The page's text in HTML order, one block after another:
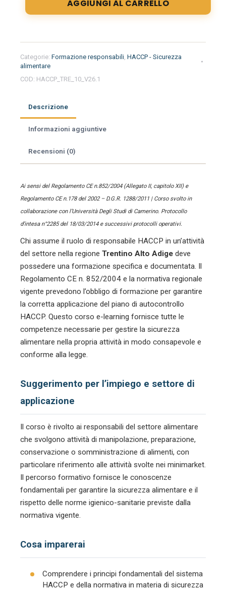
responsabili
alimentare
nella
regione
Trentino
Minimarket
quantità
AGGIUNGI AL CARRELLO
Categorie: Formazione responsabili, HACCP - Sicurezza
alimentare
COD: HACCP_TRE_10_V26.1
Descrizione
Informazioni aggiuntive
Recensioni (0)
Ai sensi del Regolamento CE n.852/2004 (Allegato II, capitolo XII) e
Regolamento CE n.178 del 2002 – D.G.R. 1288/2011 | Corso svolto in
collaborazione con l’Università Degli Studi di Camerino. Protocollo
d’intesa n°2285 del 18/03/2014 e successivi protocolli operativi.
Chi assume il ruolo di responsabile HACCP in un’attività
del settore nella regione Trentino Alto Adige deve
possedere una formazione specifica e documentata. Il
Regolamento CE n. 852/2004 e la normativa regionale
vigente prevedono l’obbligo di formazione per garantire
la corretta applicazione del piano di autocontrollo
HACCP. Questo corso e-learning fornisce tutte le
competenze necessarie per gestire la sicurezza
alimentare nella propria attività in modo consapevole e
conforme alla legge.
Suggerimento per l’impiego e settore di
applicazione
Il corso è rivolto ai responsabili del settore alimentare
che svolgono attività di manipolazione, preparazione,
conservazione o somministrazione di alimenti, con
particolare riferimento alle attività svolte nei minimarket.
Il percorso formativo fornisce le conoscenze
fondamentali per garantire la sicurezza alimentare e il
rispetto delle norme igienico-sanitarie previste dalla
normativa vigente.
Cosa imparerai
Comprendere i principi fondamentali del sistema
HACCP e della normativa in materia di sicurezza